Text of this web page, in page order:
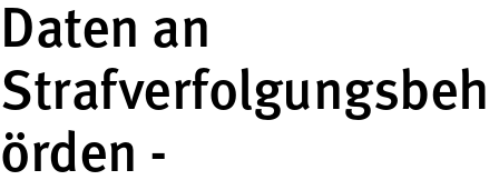
Daten an
Strafverfolgungsbeh
örden -